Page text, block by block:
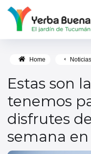
Home Noticias_
Estas son
tenemos
disfrutes
semana